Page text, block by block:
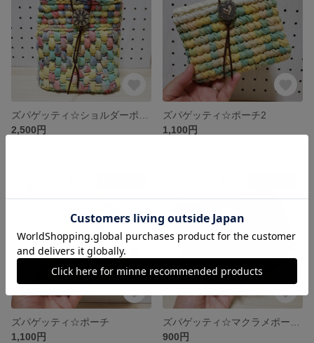
2,500円
ズパゲッティ☆ポーチ2
1,100円
ズパゲッティ☆ポーチ
1,100円
900円